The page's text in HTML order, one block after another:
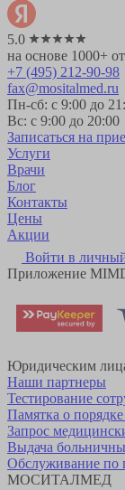
5.0
на основе 1000+
+7 (495) 212-90-98
fax@mositalmed.ru
Пн-сб: с 9:00 до
Вс: с 9:00 до 20:00
Записаться на
Услуги
Врачи
Блог
Контакты
Цены
Акции
Войти в
Приложение
Юридическим
Наши партнеры
Тестирование
Памятка о
Запрос
Выдача
Обслуживание
МОСИТАЛМЕД